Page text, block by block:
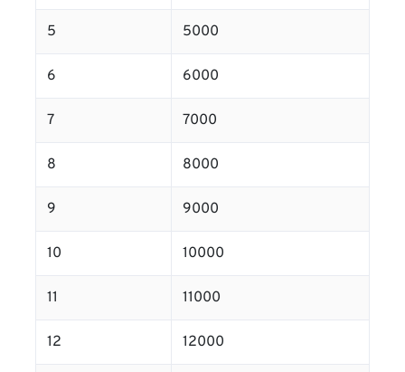
5 5000
6 6000
7 7000
8 8000
9 9000
10 10000
11 11000
12 12000